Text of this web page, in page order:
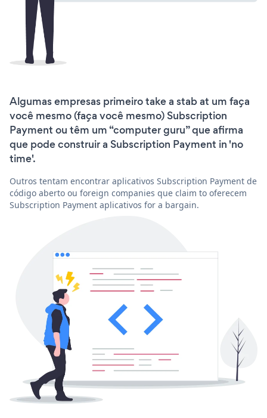
Algumas empresas primeiro take a stab at um faça
você mesmo (faça você mesmo) Subscription
Payment ou têm um “computer guru” que afirma
que pode construir a Subscription Payment in 'no
time'.
Outros tentam encontrar aplicativos Subscription Payment de
código aberto ou foreign companies que claim to oferecem
Subscription Payment aplicativos for a bargain.